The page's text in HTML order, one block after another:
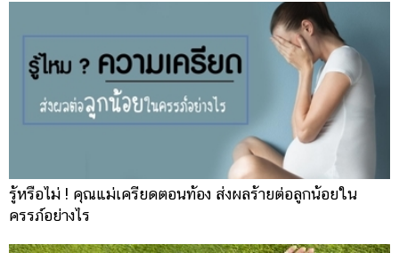
รู้หรือไม่ ! คุณแม่เครียดตอนท้อง ส่งผลร้ายต่อลูกน้อยใน
ครรภ์อย่างไร